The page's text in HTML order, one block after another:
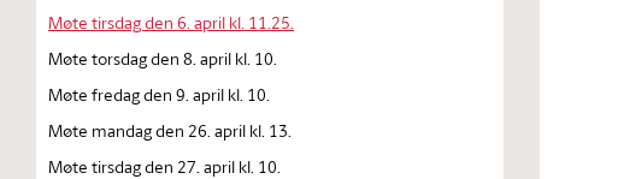
Møte tirsdag den 6. april kl. 11.25.
Møte torsdag den 8. april kl. 10.
Møte fredag den 9. april kl. 10.
Møte mandag den 26. april kl. 13.
Møte tirsdag den 27. april kl. 10.